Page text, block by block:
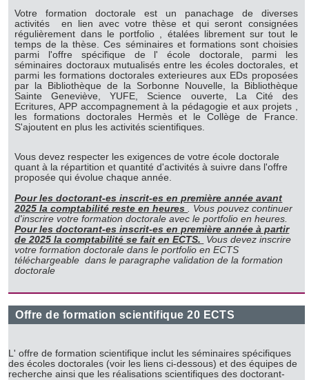
Votre formation doctorale est un panachage de diverses
activités en lien avec votre thèse et qui seront consignées
régulièrement dans le portfolio , étalées librement sur tout le
temps de la thèse. Ces séminaires et formations sont choisies
parmi l'offre spécifique de l' école doctorale, parmi les
séminaires doctoraux mutualisés entre les écoles doctorales, et
parmi les formations doctorales exterieures aux EDs proposées
par la Bibliothèque de la Sorbonne Nouvelle, la Bibliothèque
Sainte Geneviève, YUFE, Science ouverte, La Cité des
Ecritures, APP accompagnement à la pédagogie et aux projets ,
les formations doctorales Hermès et le Collège de France.
S'ajoutent en plus les activités scientifiques.
Vous devez respecter les exigences de votre école doctorale
quant à la répartition et quantité d'activités à suivre dans l'offre
proposée qui évolue chaque année.
Pour les doctorant-es inscrit-es en première année avant
2025 la comptabilité reste en heures. Vous pouvez continuer
d'inscrire votre formation doctorale avec le portfolio en heures.
Pour les doctorant-es inscrit-es en première année à partir
de 2025 la comptabilité se fait en ECTS.
Vous devez inscrire
votre formation doctorale dans le portfolio en ECTS
téléchargeable dans le paragraphe validation de la formation
doctorale
Offre de formation scientifique 20 ECTS
L' offre de formation scientifique inclut les séminaires spécifiques
des écoles doctorales (voir les liens ci-dessous) et des équipes de
recherche ainsi que les réalisations scientifiques des doctorant-